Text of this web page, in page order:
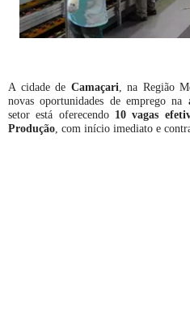
A cidade de Camaçari, na Região
novas oportunidades de emprego na
setor está oferecendo 10 vagas
Produção, com início imediato e